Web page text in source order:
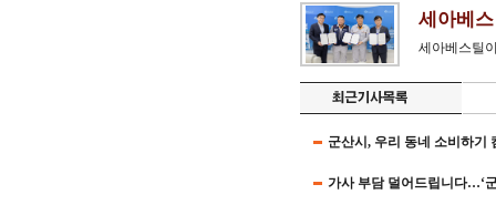
세아베
세아베스틸
군산시, 우리 동네 소비하기
가사 부담 덜어드립니다…‘